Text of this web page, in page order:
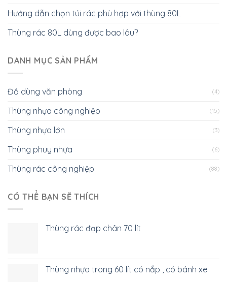
Hướng dẫn chọn túi rác phù hợp với thùng 80L
Thùng rác 80L dùng được bao lâu?
DANH MỤC SẢN PHẨM
Đồ dùng văn phòng (4)
Thùng nhựa công nghiệp (15)
Thùng nhựa lớn (3)
Thùng phuy nhựa (6)
Thùng rác công nghiệp (88)
CÓ THỂ BẠN SẼ THÍCH
Thùng rác đạp chân 70 lít
Thùng nhựa trong 60 lít có nắp , có bánh xe